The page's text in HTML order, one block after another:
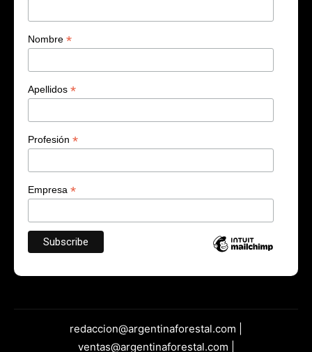
Nombre *
Apellidos *
Profesión *
Empresa *
redaccion@argentinaforestal.com |
ventas@argentinaforestal.com |